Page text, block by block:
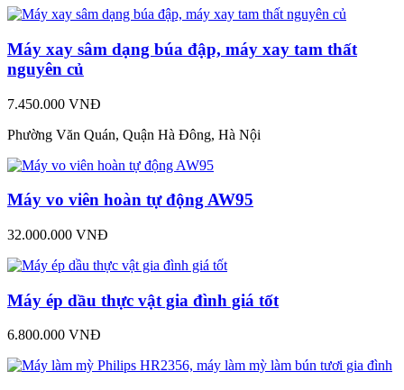
Máy xay sâm dạng búa đập, máy xay tam thất
nguyên củ
7.450.000 VNĐ
Phường Văn Quán, Quận Hà Đông, Hà Nội
Máy vo viên hoàn tự động AW95
32.000.000 VNĐ
Máy ép dầu thực vật gia đình giá tốt
6.800.000 VNĐ